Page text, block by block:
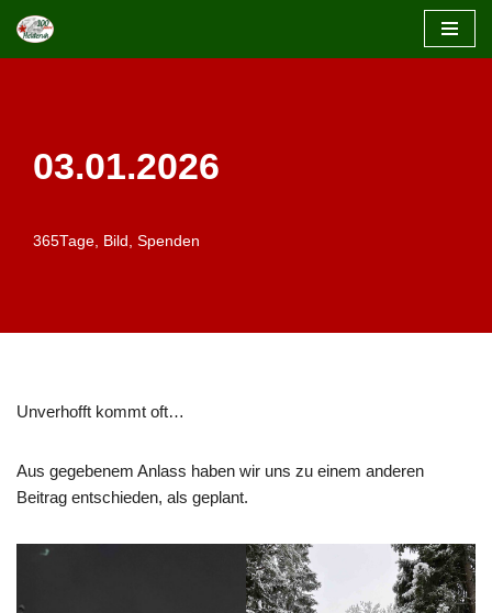
Zum
03.01.2026
365Tage Bild Spenden
Unverhofft kommt oft…
Aus gegebenem Anlass haben wir uns zu einem anderen
Beitrag entschieden, als geplant.